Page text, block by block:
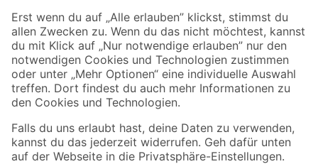
Sicher einkaufen
Jetzt die toom-App herunterladen
Alle Preisangaben in EUR inkl. gesetzl. MwSt.. Die dargestellten Angebote sind unter
Umständen nicht in allen Märkten verfügbar. Die angegebenen Verfügbarkeiten beziehen